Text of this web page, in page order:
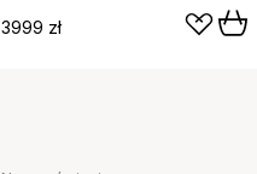
aluminium
3999 zł